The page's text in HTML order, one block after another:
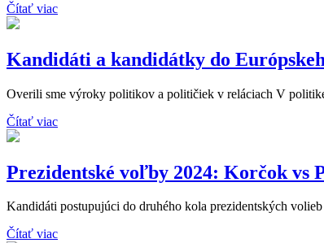
Čítať viac
Kandidáti a kandidátky do
Overili sme výroky politikov a političiek v reláciach V
Čítať viac
Prezidentské voľby 2024: Korčok vs
Kandidáti postupujúci do druhého kola prezidentských
Čítať viac